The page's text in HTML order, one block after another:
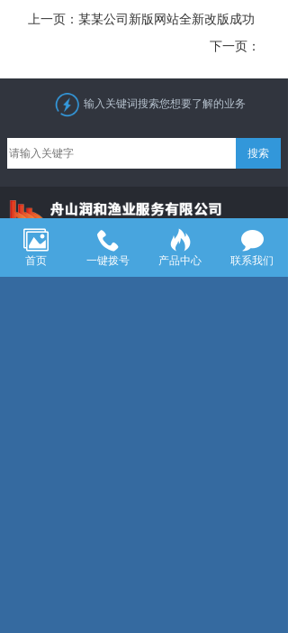
上一页：某某公司新版网站全新改版成功
下一页：
输入关键词搜索您想要了解的业务
搜索
公司秉承“诚信、专注、共赢"的工作宗旨，依托宁波国际
强港区域优势、舟山远洋渔业港配套设施，致力于建设远
首页 一键拨号 产品中心 联系我们